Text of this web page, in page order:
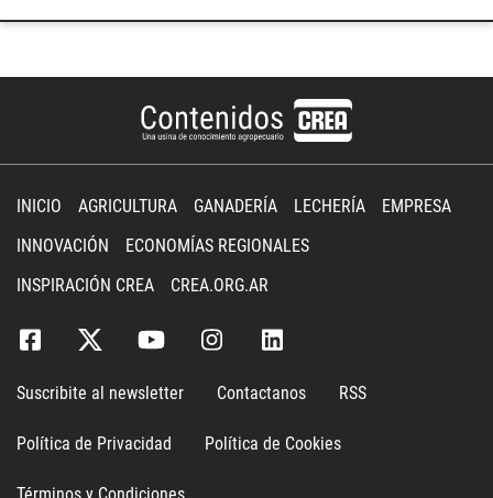
INICIO AGRICULTURA GANADERÍA LECHERÍA
EMPRESA
INNOVACIÓN
ECONOMÍAS REGIONALES
INSPIRACIÓN CREA
CREA.ORG.AR
Suscribite al newsletter Contactanos RSS
Política de Privacidad Política de Cookies
Términos y Condiciones